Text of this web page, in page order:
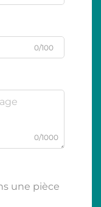
0/100
0/1000
une pièce